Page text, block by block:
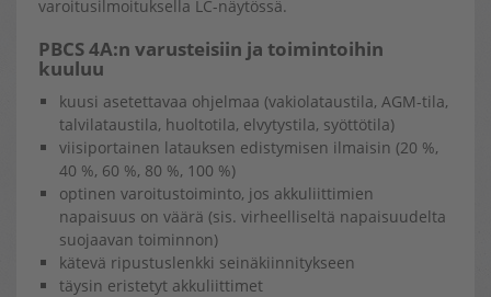
varoitusilmoituksella LC-näytössä.
PBCS 4A:n varusteisiin ja toimintoihin
kuuluu
kuusi asetettavaa ohjelmaa (vakiolataustila, AGM-tila,
talvilataustila, huoltotila, elvytystila, syöttötila)
viisiportainen latauksen edistymisen ilmaisin (20 %,
40 %, 60 %, 80 %, 100 %)
optinen varoitustoiminto, jos akkuliittimien
napaisuus on väärä (sis. virheelliseltä napaisuudelta
suojaavan toiminnon)
kätevä ripustuslenkki seinäkiinnitykseen
täysin eristetyt akkuliittimet